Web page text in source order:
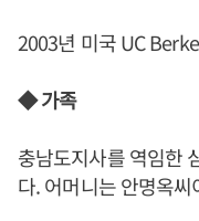
2003년 미국 UC
◆ 가족
충남도지사를 역임한
다. 어머니는 안명옥씨